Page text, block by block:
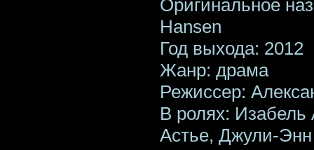
Оригинальное
Hansen
Год выхода: 2012
Жанр: драма
Режиссер:
В ролях:
Астье, Джули-